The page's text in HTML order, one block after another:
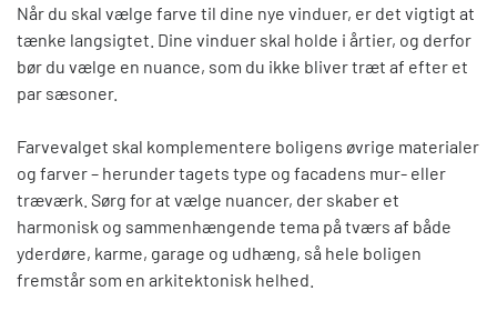
Når du skal vælge farve til dine nye vinduer, er det vigtigt at
tænke langsigtet. Dine vinduer skal holde i årtier, og derfor
bør du vælge en nuance, som du ikke bliver træt af efter et
par sæsoner.
Farvevalget skal komplementere boligens øvrige materialer
og farver – herunder tagets type og facadens mur- eller
træværk. Sørg for at vælge nuancer, der skaber et
harmonisk og sammenhængende tema på tværs af både
yderdøre, karme, garage og udhæng, så hele boligen
fremstår som en arkitektonisk helhed.